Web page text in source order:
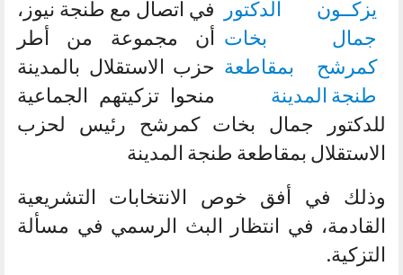
في اتصال مع طنجة نيوز،
أن مجموعة من أطر
حزب الاستقلال بالمدينة
منحوا تزكيتهم الجماعية
للدكتور جمال بخات كمرشح رئيس لحزب
الاستقلال بمقاطعة طنجة المدينة
وذلك في أفق خوص الانتخابات التشريعية
القادمة، في انتظار البث الرسمي في مسألة
التزكية.